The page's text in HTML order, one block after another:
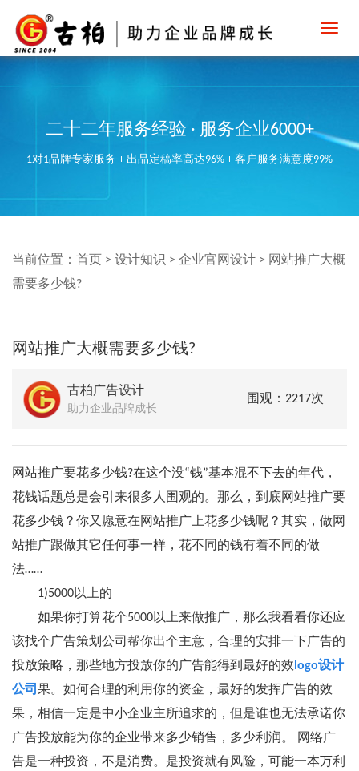
二十二年服务经验 · 服务企业6000+
1对1品牌专家服务 + 出品定稿率高达96% + 客户服务满意度99%
当前位置： 首页 > 设计知识 > 企业官网设计 > 网站推广大概
需要多少钱?
网站推广大概需要多少钱?
古柏广告设计
助力企业品牌成长
围观：2217次
网站推广要花多少钱?在这个没“钱”基本混不下去的年代，
花钱话题总是会引来很多人围观的。那么，到底网站推广要
花多少钱？你又愿意在网站推广上花多少钱呢？其实，做网
站推广跟做其它任何事一样，花不同的钱有着不同的做
法……
1)5000以上的
如果你打算花个5000以上来做推广，那么我看看你还应
该找个广告策划公司帮你出个主意，合理的安排一下广告的
投放策略，那些地方投放你的广告能得到最好的效 logo设计
公司 果。如何合理的利用你的资金，最好的发挥广告的效
果，相信一定是中小企业主所追求的，但是谁也无法承诺你
广告投放能为你的企业带来多少销售，多少利润。 网络广
告是一种投资，不是消费。是投资就有风险，可能一本万利